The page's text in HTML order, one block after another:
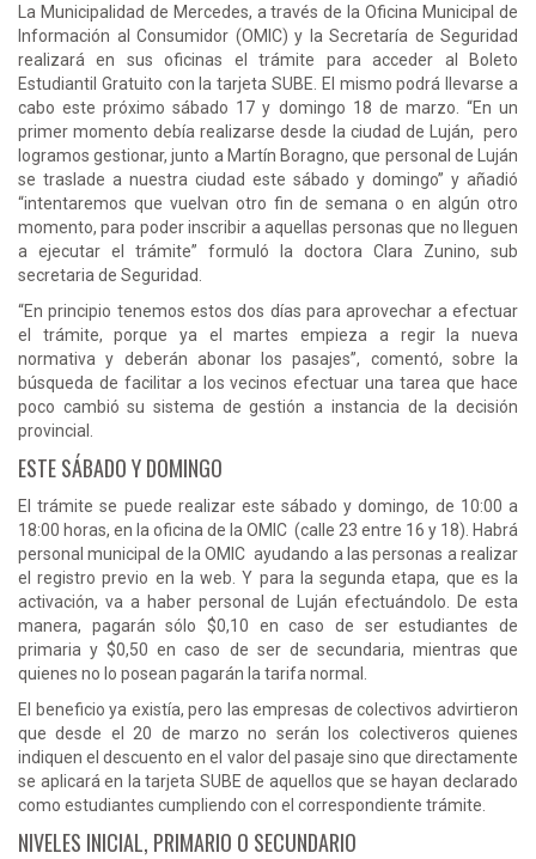
La Municipalidad de Mercedes, a través de la Oficina Municipal de
Información al Consumidor (OMIC) y la Secretaría de Seguridad
realizará en sus oficinas el trámite para acceder al Boleto
Estudiantil Gratuito con la tarjeta SUBE. El mismo podrá llevarse a
cabo este próximo sábado 17 y domingo 18 de marzo. “En un
primer momento debía realizarse desde la ciudad de Luján, pero
logramos gestionar, junto a Martín Boragno, que personal de Luján
se traslade a nuestra ciudad este sábado y domingo” y añadió
“intentaremos que vuelvan otro fin de semana o en algún otro
momento, para poder inscribir a aquellas personas que no lleguen
a ejecutar el trámite” formuló la doctora Clara Zunino, sub
secretaria de Seguridad.
“En principio tenemos estos dos días para aprovechar a efectuar
el trámite, porque ya el martes empieza a regir la nueva
normativa y deberán abonar los pasajes”, comentó, sobre la
búsqueda de facilitar a los vecinos efectuar una tarea que hace
poco cambió su sistema de gestión a instancia de la decisión
provincial.
ESTE SÁBADO Y DOMINGO
El trámite se puede realizar este sábado y domingo, de 10:00 a
18:00 horas, en la oficina de la OMIC (calle 23 entre 16 y 18). Habrá
personal municipal de la OMIC ayudando a las personas a realizar
el registro previo en la web. Y para la segunda etapa, que es la
activación, va a haber personal de Luján efectuándolo. De esta
manera, pagarán sólo $0,10 en caso de ser estudiantes de
primaria y $0,50 en caso de ser de secundaria, mientras que
quienes no lo posean pagarán la tarifa normal.
El beneficio ya existía, pero las empresas de colectivos advirtieron
que desde el 20 de marzo no serán los colectiveros quienes
indiquen el descuento en el valor del pasaje sino que directamente
se aplicará en la tarjeta SUBE de aquellos que se hayan declarado
como estudiantes cumpliendo con el correspondiente trámite.
NIVELES INICIAL, PRIMARIO O SECUNDARIO